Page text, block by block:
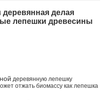
делая
лепешки древесины
деревянную лепешку
отжать биомассу как лепешка